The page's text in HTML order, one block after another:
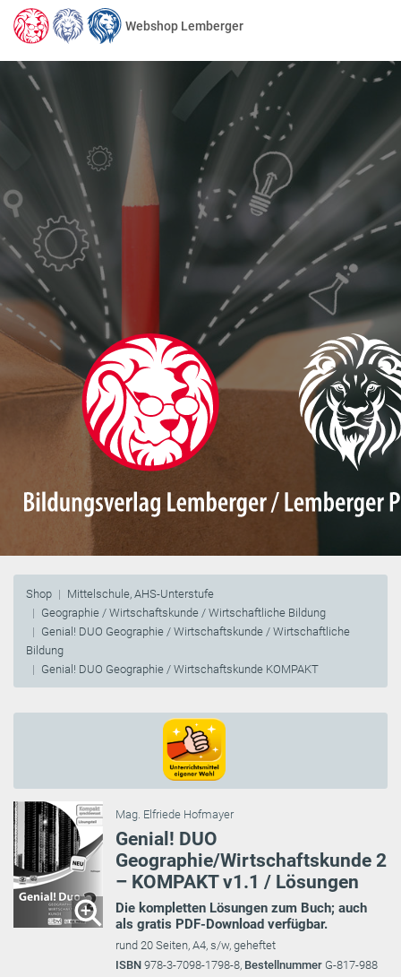
Webshop Lemberger
Shop
Mittelschule, AHS-Unterstufe
Geographie / Wirtschaftskunde / Wirtschaftliche Bildung
Genial! DUO Geographie / Wirtschaftskunde / Wirtschaftliche
Bildung
Genial! DUO Geographie / Wirtschaftskunde KOMPAKT
Mag. Elfriede Hofmayer
Genial! DUO
Geographie/Wirtschaftskunde 2
– KOMPAKT v1.1 / Lösungen
Die kompletten Lösungen zum Buch; auch
als gratis PDF-Download verfügbar.
rund 20 Seiten, A4, s/w, geheftet
ISBN 978-3-7098-1798-8, Bestellnummer G-817-988